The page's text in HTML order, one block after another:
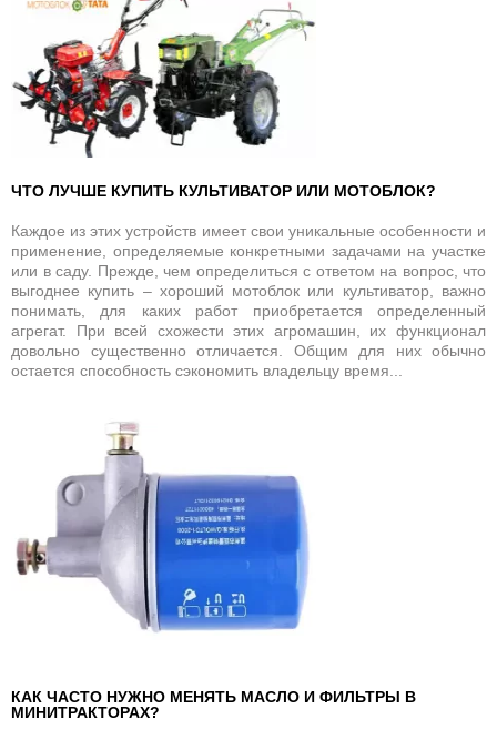
ЧТО ЛУЧШЕ КУПИТЬ КУЛЬТИВАТОР ИЛИ МОТОБЛОК?
Каждое из этих устройств имеет свои уникальные особенности и
применение, определяемые конкретными задачами на участке
или в саду. Прежде, чем определиться с ответом на вопрос, что
выгоднее купить – хороший мотоблок или культиватор, важно
понимать, для каких работ приобретается определенный
агрегат. При всей схожести этих агромашин, их функционал
довольно существенно отличается. Общим для них обычно
остается способность сэкономить владельцу время...
КАК ЧАСТО НУЖНО МЕНЯТЬ МАСЛО И ФИЛЬТРЫ В
МИНИТРАКТОРАХ?